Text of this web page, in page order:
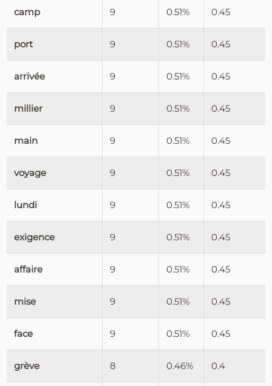
camp 9 0.51% 0.45
port 9 0.51% 0.45
arrivée 9 0.51% 0.45
millier 9 0.51% 0.45
main 9 0.51% 0.45
voyage 9 0.51% 0.45
lundi 9 0.51% 0.45
exigence 9 0.51% 0.45
affaire 9 0.51% 0.45
mise 9 0.51% 0.45
face 9 0.51% 0.45
grève 8 0.46% 0.4